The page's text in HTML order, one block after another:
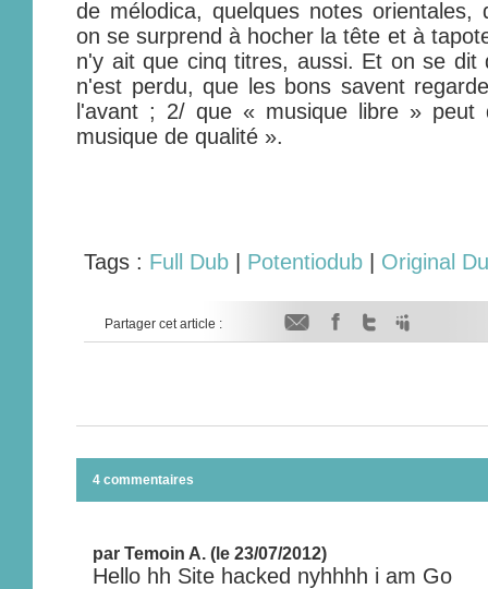
de mélodica, quelques notes
on se surprend à hocher la tête et à
n'y ait que cinq titres, aussi. Et on se dit
n'est perdu, que les bons savent
l'avant ; 2/ que « musique libre » peut
musique de qualité ».
Tags : Full Dub| Potentiodub| Original
Partager cet article :
4 commentaires
par Temoin A. (le 23/07/2012)
Hello hh Site hacked nyhhhh i am Go